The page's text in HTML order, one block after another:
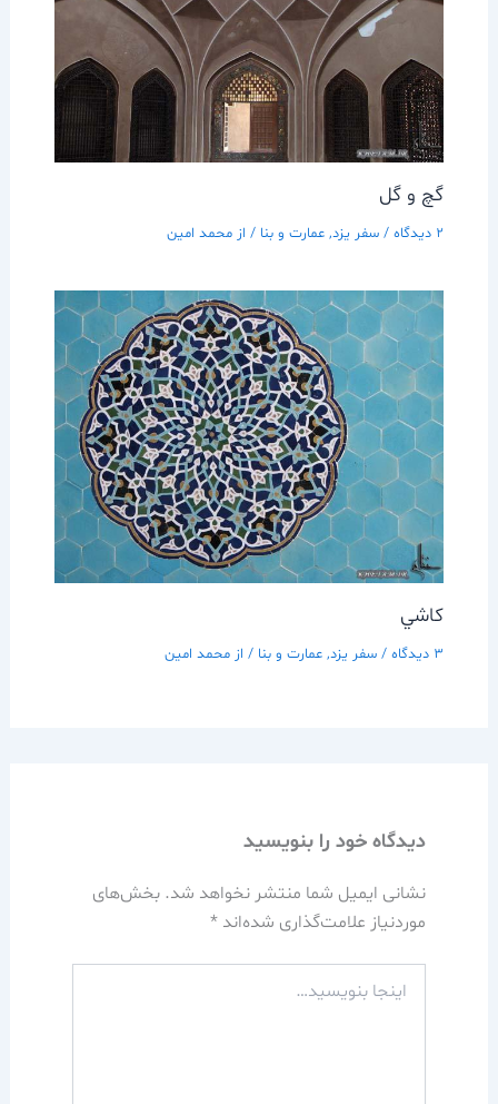
گچ و گل
2 دیدگاه / سفر يزد, عمارت و بنا / از محمد امین
كاشي
3 دیدگاه / سفر يزد, عمارت و بنا / از محمد امین
دیدگاه‌ خود را بنویسید
نشانی ایمیل شما منتشر نخواهد شد. بخش‌های
موردنیاز علامت‌گذاری شده‌اند *
بنویسید…